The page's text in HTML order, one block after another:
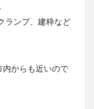
ランプ、建枠など
からも近いので